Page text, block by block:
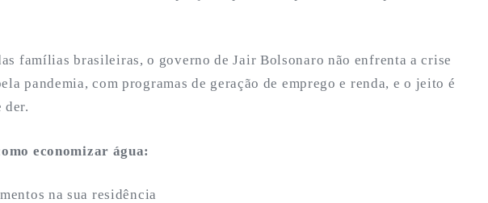
famílias brasileiras, o governo de Jair Bolsonaro não enfrenta a crise
pandemia, com programas de geração de emprego e renda, e o jeito é
der.
economizar água:
na sua residência